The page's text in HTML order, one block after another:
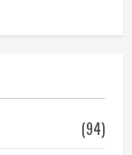
(94)